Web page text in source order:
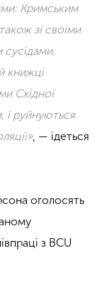
Кримським
зі своїми
сусідами,
книжці
Східної
і руйнуються
, — ідеться
оголосять
з BCU